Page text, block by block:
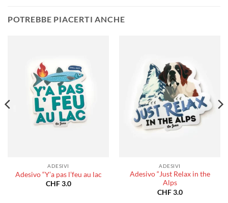
POTREBBE PIACERTI ANCHE
ADESIVI
Adesivo “Y’a pas l’feu au lac
CHF3.0
ADESIVI
Adesivo “Just Relax in the
Alps
CHF3.0